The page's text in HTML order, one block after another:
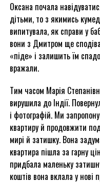
Оксана почала
дітьми, то з якимись
випитувала, як справи у
вони з Дмитром ще
«піде» і залишить їм
вражали.
Тим часом Марія
вирушила до Індії.
і фотографій. Ми
квартиру й продовжити
мирі й затишку. Вона
квартира пішла за гарну
придбала маленьку
коштів вона вклала у нові